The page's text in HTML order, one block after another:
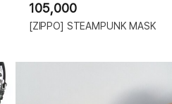
105,000
[ZIPPO] STEAMPUNK MASK